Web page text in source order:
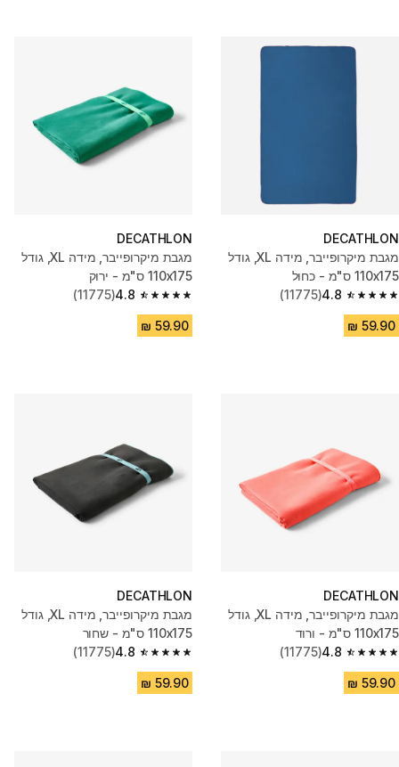
DECATHLON
מגבת מיקרופייבר, מידה XL, גודל
110x175 ס"מ - כחול
4.8
4.8 out of 5 stars from 11775 reviews
(11775)
DECATHLON
מגבת מיקרופייבר, מידה XL, גודל
110x175 ס"מ - ירוק
4.8
4.8 out of 5 stars from 11775 reviews
(11775)
DECATHLON
מגבת מיקרופייבר, מידה XL, גודל
110x175 ס"מ - ורוד
4.8
4.8 out of 5 stars from 11775 reviews
(11775)
DECATHLON
מגבת מיקרופייבר, מידה XL, גודל
110x175 ס"מ - שחור
4.8
4.8 out of 5 stars from 11775 reviews
(11775)